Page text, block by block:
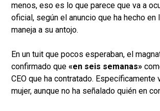
menos, eso es lo que parece que va a
oficial, según el anuncio que ha hecho en
maneja a su antojo.
En un tuit que pocos esperaban, el
confirmado que «en seis semanas»
CEO que ha contratado. Específicamente
mujer, aunque no ha señalado quién en